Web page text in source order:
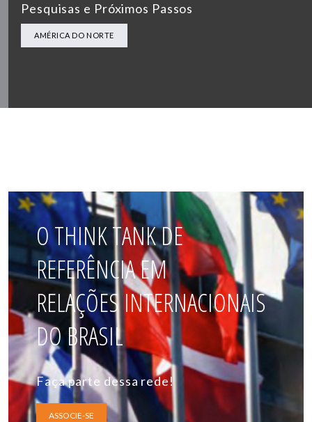
Pesquisas e Próximos Passos
AMÉRICA DO NORTE
O THINK TANK DE
REFERÊNCIA EM
RELAÇÕES INTERNACIONAIS
DO BRASIL
Faça parte dessa rede!
ASSOCIE-SE